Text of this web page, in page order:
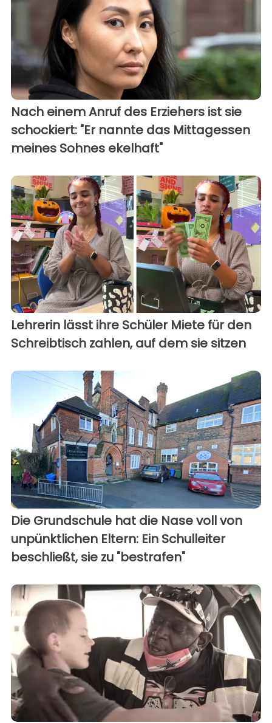
Nach einem Anruf des Erziehers ist sie
schockiert: "Er nannte das Mittagessen
meines Sohnes ekelhaft"
Lehrerin lässt ihre Schüler Miete für den
Schreibtisch zahlen, auf dem sie sitzen
Die Grundschule hat die Nase voll von
unpünktlichen Eltern: Ein Schulleiter
beschließt, sie zu "bestrafen"